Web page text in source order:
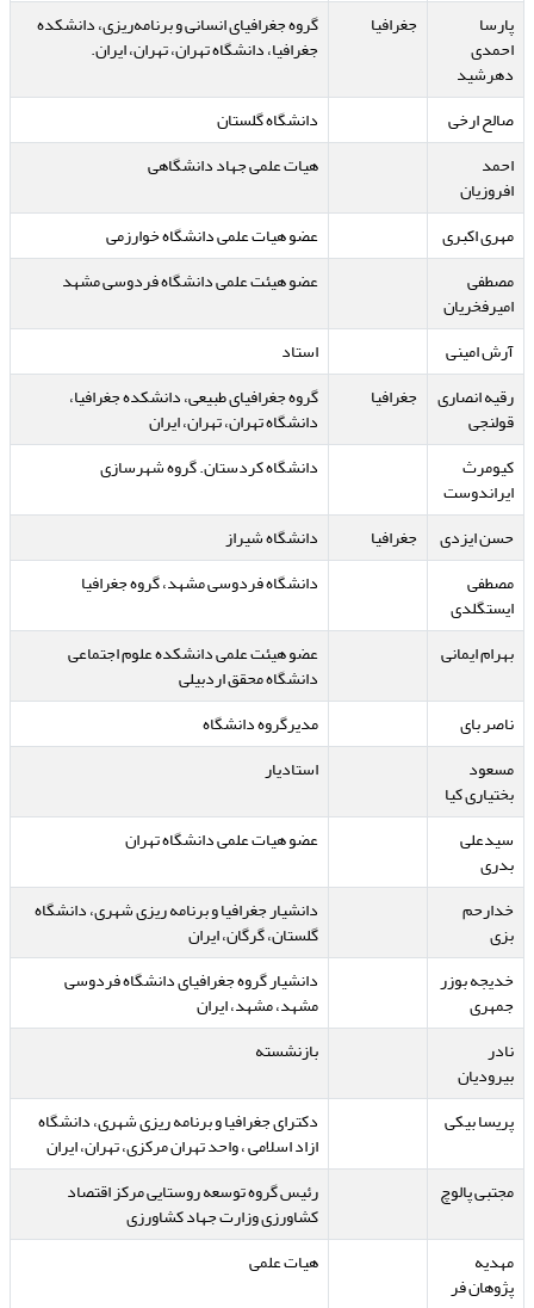
پارسا
احمدی
دهرشید
جغرافیا گروه جغرافیای انسانی و برنامه‌ریزی، دانشکده
جغرافیا، دانشگاه تهران، تهران، ایران.
صالح ارخی
دانشگاه گلستان
احمد
افروزیان
هیات علمی جهاد دانشگاهی
مهری اکبری
عضو هیات علمی دانشگاه خوارزمی
مصطفی
امیرفخریان
عضو هیئت علمی دانشگاه فردوسی مشهد
آرش امینی
استاد
رقیه انصاری
قولنجی
جغرافیا گروه جغرافیای طبیعی، دانشکده جغرافیا،
دانشگاه تهران، تهران، ایران
کیومرث
ایراندوست
دانشگاه کردستان. گروه شهرسازی
حسن ایزدی جغرافیا
دانشگاه شیراز
مصطفی
ایستگلدی
دانشگاه فردوسی مشهد، گروه جغرافیا
بهرام ایمانی عضو هیئت علمی دانشکده علوم اجتماعی
دانشگاه محقق اردبیلی
ناصر بای
مدیرگروه دانشگاه
مسعود
بختیاری کیا
استادیار
سیدعلی
بدری
عضو هیات علمی دانشگاه تهران
خدارحم
بزی
دانشیار جغرافیا و برنامه ریزی شهری، دانشگاه
گلستان، گرگان، ایران
خدیجه بوزر
جمهری
دانشیار گروه جغرافیای دانشگاه فردوسی
مشهد، مشهد، ایران
نادر
بیرودیان
بازنشسته
پریسا بیکی دکترای جغرافیا و برنامه ریزی شهری، دانشگاه
ازاد اسلامی ، واحد تهران مرکزی، تهران، ایران
مجتبی پالوچ
رئیس گروه توسعه روستایی مرکز اقتصاد
کشاورزی وزارت جهاد کشاورزی
مهدیه
پژوهان فر
هیات علمی